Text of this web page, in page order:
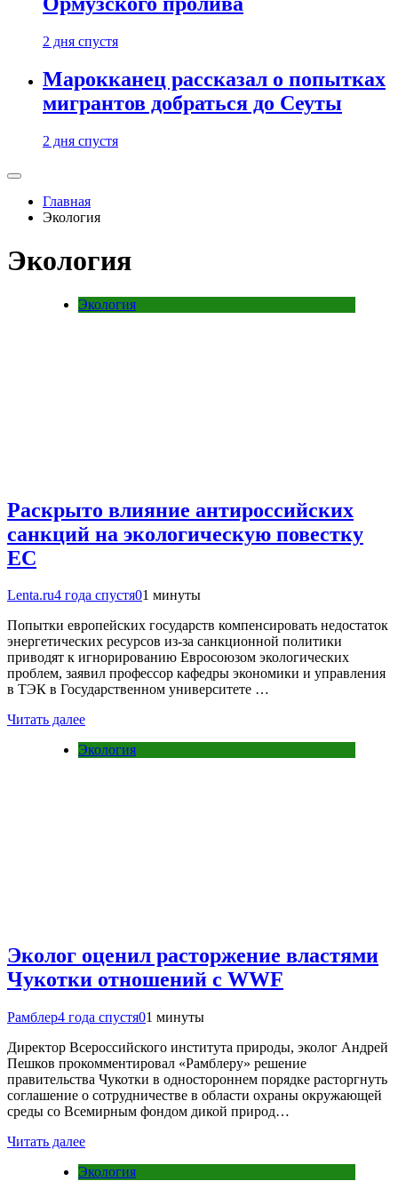
2 дня спустя
Марокканец рассказал о попытках
мигрантов добраться до Сеуты
2 дня спустя
Главная
Экология
Экология
Экология
Раскрыто влияние антироссийских
санкций на экологическую повестку
ЕС
Lenta.ru4 года спустя01 минуты
Попытки европейских государств компенсировать недостаток
энергетических ресурсов из-за санкционной политики
приводят к игнорированию Евросоюзом экологических
проблем, заявил профессор кафедры экономики и управления
в ТЭК в Государственном университете …
Читать далее
Экология
Эколог оценил расторжение властями
Чукотки отношений с WWF
Рамблер4 года спустя01 минуты
Директор Всероссийского института природы, эколог Андрей
Пешков прокомментировал «Рамблеру» решение
правительства Чукотки в одностороннем порядке расторгнуть
соглашение о сотрудничестве в области охраны окружающей
среды со Всемирным фондом дикой природ…
Читать далее
Экология